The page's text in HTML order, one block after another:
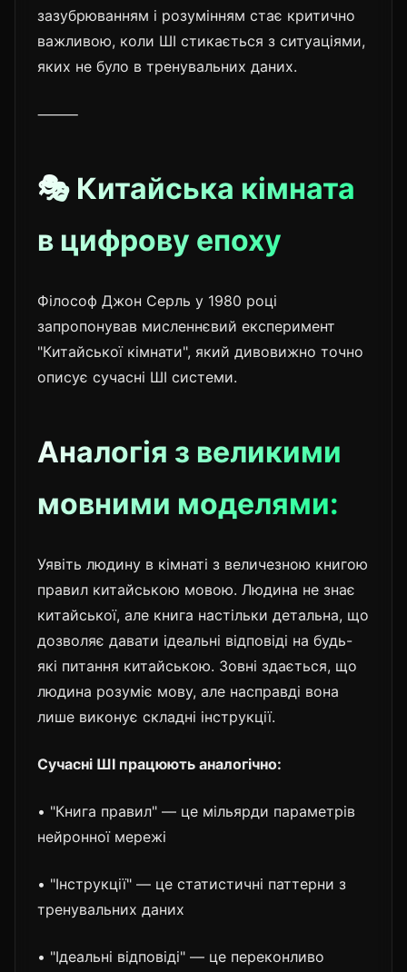
зазубрюванням і розумінням стає критично
важливою, коли ШІ стикається з ситуаціями,
яких не було в тренувальних даних.
⸻
🎭 Китайська кімната
в цифрову епоху
Філософ Джон Серль у 1980 році
запропонував мисленнєвий експеримент
"Китайської кімнати", який дивовижно точно
описує сучасні ШІ системи.
Аналогія з великими
мовними моделями:
Уявіть людину в кімнаті з величезною книгою
правил китайською мовою. Людина не знає
китайської, але книга настільки детальна, що
дозволяє давати ідеальні відповіді на будь-
які питання китайською. Зовні здається, що
людина розуміє мову, але насправді вона
лише виконує складні інструкції.
Сучасні ШІ працюють аналогічно:
• "Книга правил" — це мільярди параметрів
нейронної мережі
• "Інструкції" — це статистичні паттерни з
тренувальних даних
• "Ідеальні відповіді" — це переконливо